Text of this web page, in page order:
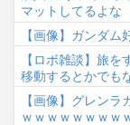
マットしてるよな
【画像】ガンダ
【ロボ雑談】旅
移動するとかでも
【画像】グレン
ｗｗｗｗｗｗｗｗ